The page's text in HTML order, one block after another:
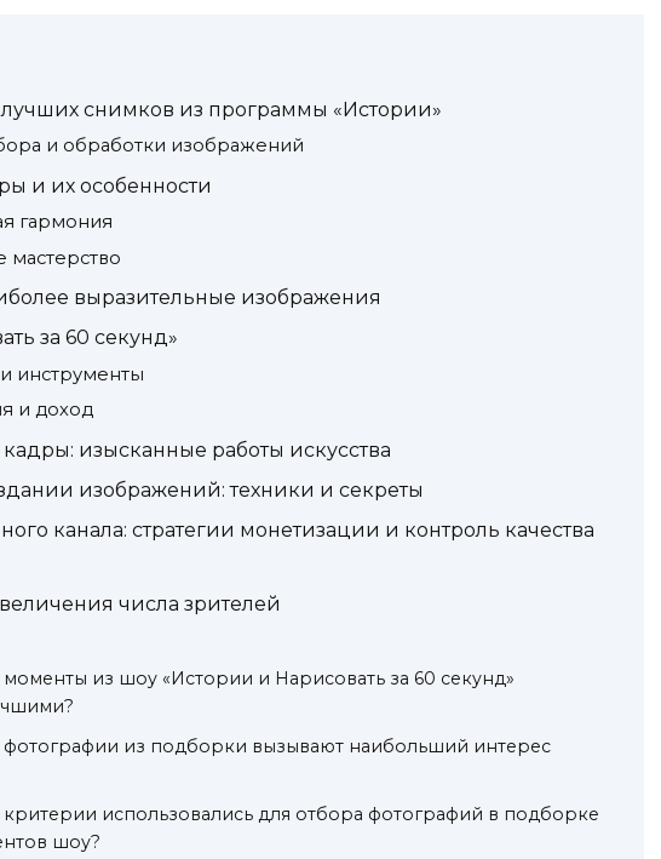
снимков из программы «Истории»
и обработки изображений
и их особенности
гармония
мастерство
выразительные изображения
за 60 секунд»
инструменты
и доход
изысканные работы искусства
изображений: техники и секреты
канала: стратегии монетизации и контроль качества
числа зрителей
моменты из шоу «Истории и Нарисовать за 60 секунд»
фотографии из подборки вызывают наибольший интерес
критерии использовались для отбора фотографий в подборке
шоу?